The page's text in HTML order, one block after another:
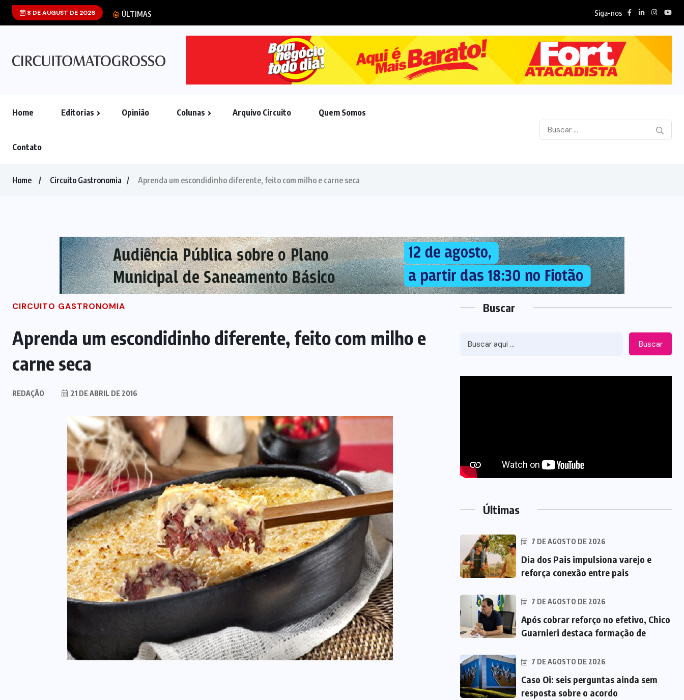
8 DE AUGUST DE 2026 ÚLTIMAS Siga-nos
Home Editorias Opinião Colunas Arquivo Circuito Quem Somos
Contato
Home Circuito Gastronomia Aprenda um escondidinho diferente, feito com milho e carne seca
CIRCUITO GASTRONOMIA
Aprenda um escondidinho diferente, feito com milho e
carne seca
REDAÇÃO 21 DE ABRIL DE 2016
Buscar
Buscar
Últimas
7 DE AGOSTO DE 2026
Dia dos Pais impulsiona varejo e
reforça conexão entre pais
7 DE AGOSTO DE 2026
Após cobrar reforço no efetivo, Chico
Guarnieri destaca formação de
7 DE AGOSTO DE 2026
Caso Oi: seis perguntas ainda sem
resposta sobre o acordo